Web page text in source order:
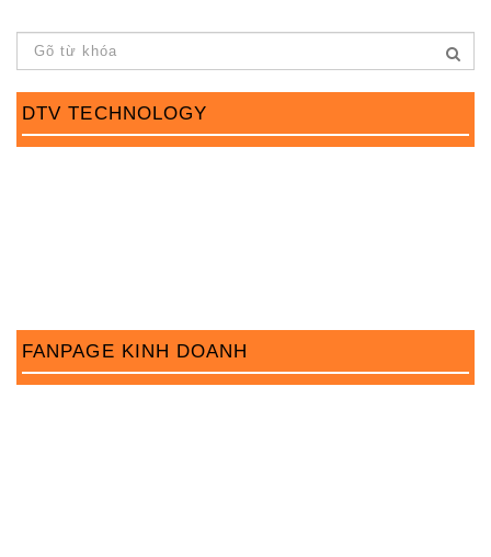
a
tDTV TECHNOLOGY
FANPAGE KINH DOANH